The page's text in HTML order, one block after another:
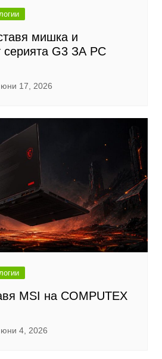
мишка и
серията G3 ЗА PC
юни 17, 2026
MSI на COMPUTEX
юни 4, 2026